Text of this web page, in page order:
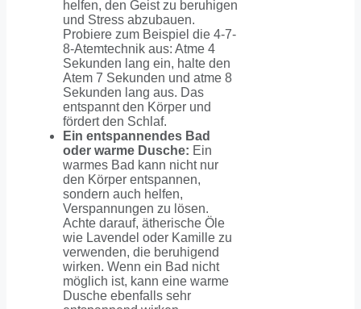
helfen, den Geist zu beruhigen
und Stress abzubauen.
Probiere zum Beispiel die 4-7-
8-Atemtechnik aus: Atme 4
Sekunden lang ein, halte den
Atem 7 Sekunden und atme 8
Sekunden lang aus. Das
entspannt den Körper und
fördert den Schlaf.
Ein entspannendes Bad
oder warme Dusche: Ein
warmes Bad kann nicht nur
den Körper entspannen,
sondern auch helfen,
Verspannungen zu lösen.
Achte darauf, ätherische Öle
wie Lavendel oder Kamille zu
verwenden, die beruhigend
wirken. Wenn ein Bad nicht
möglich ist, kann eine warme
Dusche ebenfalls sehr